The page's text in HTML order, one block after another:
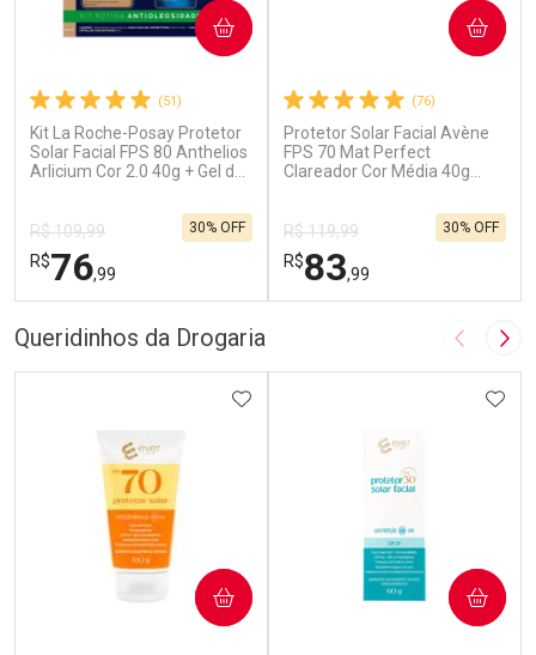
(51)
Kit La Roche-Posay Protetor
Solar Facial FPS 80 Anthelios
Arlicium Cor 2.0 40g + Gel de
R$ 109,99
R$76,99
30% OFF
COMPRAR
(76)
Protetor Solar Facial Avène
FPS 70 Mat Perfect
Clareador Cor Média 40g
R$ 119,99
R$83,99
30% OFF
COMPRAR
Queridinhos da Drogaria Imagem
ADICIONAR AOS FAVORITOS
COMPRAR COMPRAR